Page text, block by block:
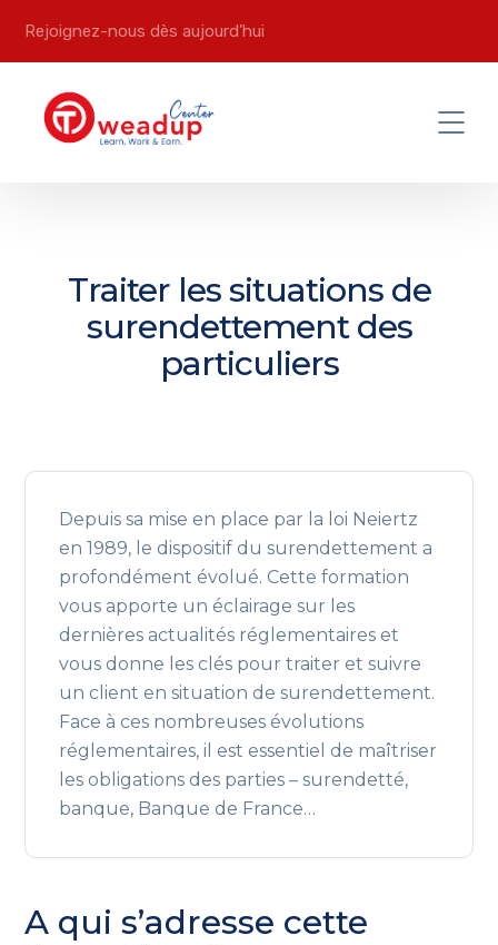
Rejoignez-nous dès aujourd’hui
Traiter les situations de
surendettement des
particuliers
Depuis sa mise en place par la loi Neiertz
en 1989, le dispositif du surendettement a
profondément évolué. Cette formation
vous apporte un éclairage sur les
dernières actualités réglementaires et
vous donne les clés pour traiter et suivre
un client en situation de surendettement.
Face à ces nombreuses évolutions
réglementaires, il est essentiel de maîtriser
les obligations des parties – surendetté,
banque, Banque de France…
A qui s’adresse cette